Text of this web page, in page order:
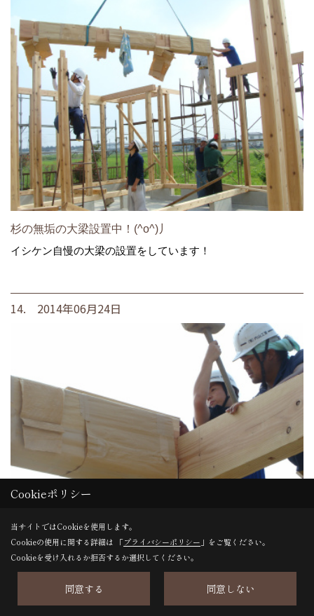
杉の無垢の大梁設置中！(^o^)丿
イシケン自慢の大梁の設置をしています！
14. 2014年06月24日
大梁をたたいて隙間なく組立ます！
Cookieポリシー
当サイトではCookieを使用します。
Cookieの使用に関する詳細は 「プライバシーポリシー 」をご覧ください。
Cookieを受け入れるか拒否するか選択してください。
同意する 同意しない